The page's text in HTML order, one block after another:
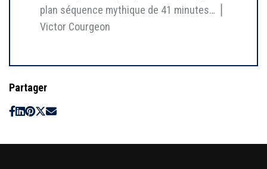
plan séquence mythique de 41 minutes… ⎥
Victor Courgeon
Partager